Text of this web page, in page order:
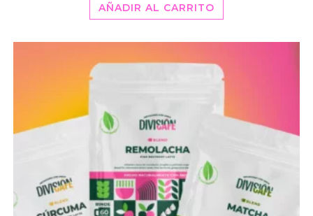
AÑADIR AL CARRITO